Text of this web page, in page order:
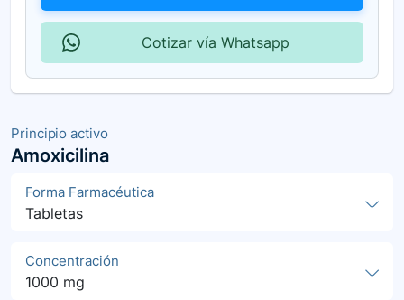
Principio activo
Amoxicilina
Forma Farmacéutica
Tabletas
Concentración
1000 mg
Cotizar vía Whatsapp